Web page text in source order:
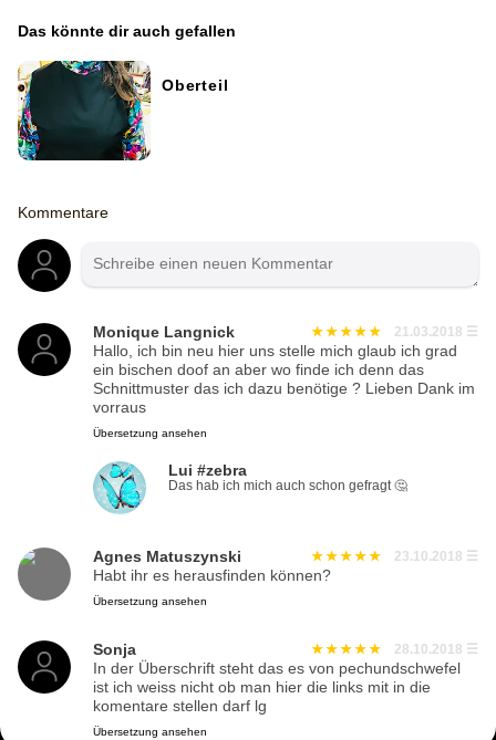
Das könnte dir auch gefallen
Oberteil
Kommentare
Monique Langnick 21.03.2018 ☰
Hallo, ich bin neu hier uns stelle mich glaub ich grad
ein bischen doof an aber wo finde ich denn das
Schnittmuster das ich dazu benötige ? Lieben Dank im
vorraus
Übersetzung ansehen
Lui #zebra
Das hab ich mich auch schon gefragt 🤔
Agnes Matuszynski 23.10.2018 ☰
Habt ihr es herausfinden können?
Übersetzung ansehen
Sonja 28.10.2018 ☰
In der Überschrift steht das es von pechundschwefel
ist ich weiss nicht ob man hier die links mit in die
komentare stellen darf lg
Übersetzung ansehen